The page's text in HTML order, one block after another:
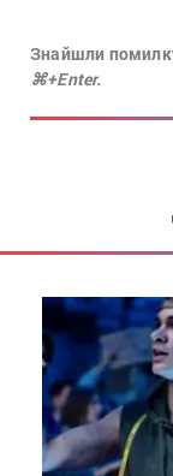
Знайшли
⌘+Enter.